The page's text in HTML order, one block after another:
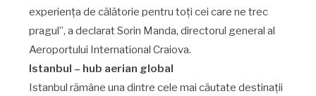
experiența de călătorie pentru toți cei care ne trec
pragul”, a declarat Sorin Manda, directorul general al
Aeroportului International Craiova.
Istanbul – hub aerian global
Istanbul rămâne una dintre cele mai căutate destinații